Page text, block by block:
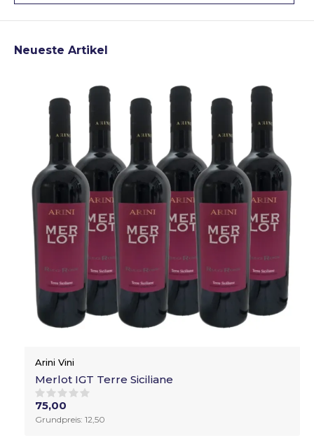
Neueste Artikel
Arini Vini
Merlot IGT Terre Siciliane
75,00
Grundpreis: 12,50